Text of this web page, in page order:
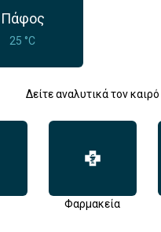
Πάφος
25 °C
Δείτε αναλυτικά τον καιρό
Φαρμακεία